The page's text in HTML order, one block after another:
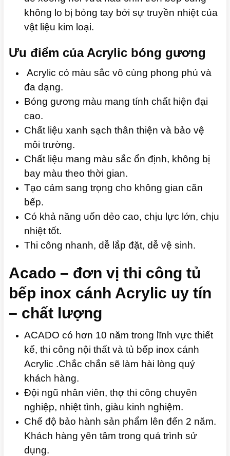
không lo bị bỏng tay bởi sự truyền nhiệt của
vật liệu kim loại.
Ưu điểm của Acrylic bóng gương
Acrylic có màu sắc vô cùng phong phú và
đa dạng.
Bóng gương màu mang tính chất hiện đại
cao.
Chất liệu xanh sạch thân thiện và bảo vệ
môi trường.
Chất liệu mang màu sắc ổn định, không bị
bay màu theo thời gian.
Tạo cảm sang trọng cho không gian căn
bếp.
Có khả năng uốn dẻo cao, chịu lực lớn, chịu
nhiệt tốt.
Thi công nhanh, dễ lắp đặt, dễ vệ sinh.
Acado – đơn vị thi công tủ
bếp inox cánh Acrylic uy tín
– chất lượng
ACADO có hơn 10 năm trong lĩnh vực thiết
kế, thi công nội thất và tủ bếp inox cánh
Acrylic .Chắc chắn sẽ làm hài lòng quý
khách hàng.
Đội ngũ nhân viên, thợ thi công chuyên
nghiệp, nhiệt tình, giàu kinh nghiệm.
Chế độ bảo hành sản phẩm lên đến 2 năm.
Khách hàng yên tâm trong quá trình sử
dụng.